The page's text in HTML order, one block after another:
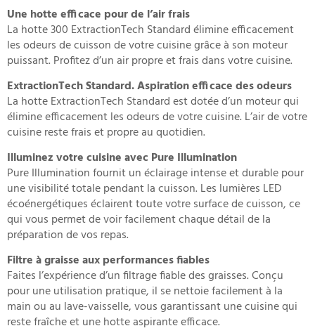
Une hotte efficace pour de l’air frais
La hotte 300 ExtractionTech Standard élimine efficacement
les odeurs de cuisson de votre cuisine grâce à son moteur
puissant. Profitez d’un air propre et frais dans votre cuisine.
ExtractionTech Standard. Aspiration efficace des odeurs
La hotte ExtractionTech Standard est dotée d’un moteur qui
élimine efficacement les odeurs de votre cuisine. L’air de votre
cuisine reste frais et propre au quotidien.
Illuminez votre cuisine avec Pure Illumination
Pure Illumination fournit un éclairage intense et durable pour
une visibilité totale pendant la cuisson. Les lumières LED
écoénergétiques éclairent toute votre surface de cuisson, ce
qui vous permet de voir facilement chaque détail de la
préparation de vos repas.
Filtre à graisse aux performances fiables
Faites l’expérience d’un filtrage fiable des graisses. Conçu
pour une utilisation pratique, il se nettoie facilement à la
main ou au lave-vaisselle, vous garantissant une cuisine qui
reste fraîche et une hotte aspirante efficace.